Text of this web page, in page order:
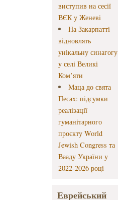
виступив на сесії
ВЄК у Женеві
На Закарпатті
відновлять
унікальну синагогу
у селі Великі
Ком’яти
Маца до свята
Песах: підсумки
реалізації
гуманітарного
проєкту World
Jewish Congress та
Вааду України у
2022-2026 році
Еврейський